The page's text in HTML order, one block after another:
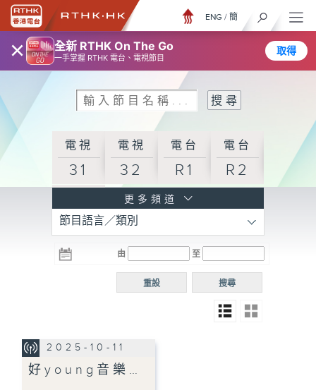
× 全新 RTHK On The Go
一手掌握 RTHK 電台、電視節目
取得
ENG / 簡
電視
31
電視
32
電台
R1
電台
R2
R3
電台 電台
R5
電台
普通
更多頻道
節目語言／類別
由 至
搜尋
重設
2025-10-11
好young音樂…